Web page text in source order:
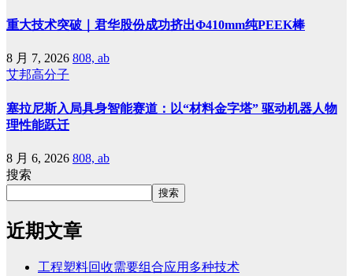
重大技术突破｜君华股份成功挤出Φ410mm纯PEEK棒
8 月 7, 2026 808, ab
艾邦高分子
塞拉尼斯入局具身智能赛道：以“材料金字塔” 驱动机器人物
理性能跃迁
8 月 6, 2026 808, ab
搜索
搜索
近期文章
工程塑料回收需要组合应用多种技术